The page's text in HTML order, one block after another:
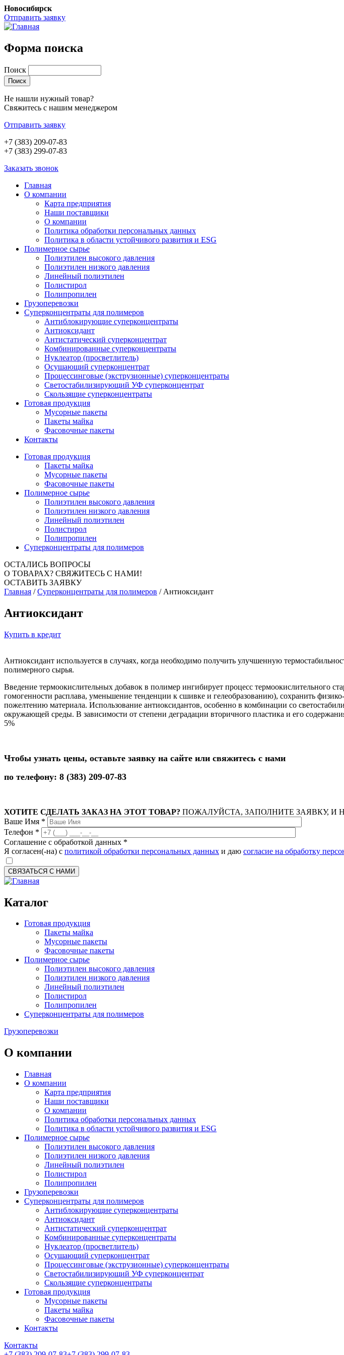
Новосибирск
Отправить заявку
Форма поиска
Поиск
Не нашли нужный товар?
Свяжитесь с нашим менеджером
Отправить заявку
+7 (383) 209-07-83
+7 (383) 299-07-83
Заказать звонок
Главная
О компании
Карта предприятия
Наши поставщики
О компании
Политика обработки персональных данных
Политика в области устойчивого развития и ESG
Полимерное сырье
Полиэтилен высокого давления
Полиэтилен низкого давления
Линейный полиэтилен
Полистирол
Полипропилен
Грузоперевозки
Суперконцентраты для полимеров
Антиблокирующие суперконцентраты
Антиоксидант
Антистатический суперконцентрат
Комбинированные суперконцентраты
Нуклеатор (просветлитель)
Осушающий суперконцентрат
Процессинговые (экструзионные) суперконцентраты
Светостабилизирующий УФ суперконцентрат
Скользящие суперконцентраты
Готовая продукция
Мусорные пакеты
Пакеты майка
Фасовочные пакеты
Контакты
Готовая продукция
Пакеты майка
Мусорные пакеты
Фасовочные пакеты
Полимерное сырье
Полиэтилен высокого давления
Полиэтилен низкого давления
Линейный полиэтилен
Полистирол
Полипропилен
Суперконцентраты для полимеров
ОСТАЛИСЬ ВОПРОСЫ
О ТОВАРАХ? СВЯЖИТЕСЬ С НАМИ!
ОСТАВИТЬ ЗАЯВКУ
Главная /Суперконцентраты для полимеров / Антиоксидант
Антиоксидант
Купить в кредит
Антиоксидант используется в случаях, когда необходимо получить улучшенную
полимерного сырья.
Введение термоокислительных добавок в полимер ингибирует процесс термоокислительного
гомогенности расплава, уменьшение тенденции к сшивке и гелеобразованию), сохранить
пожелтению материала. Использование антиоксидантов, особенно в комбинации со
окружающей среды. В зависимости от степени деградации вторичного пластика и его
5%
Чтобы узнать цены, оставьте заявку на сайте или свяжитесь с нами
по телефону: 8 (383) 209-07-83
ХОТИТЕ СДЕЛАТЬ ЗАКАЗ НА ЭТОТ ТОВАР? ПОЖАЛУЙСТА, ЗАПОЛНИТЕ ЗАЯВКУ,
Ваше Имя *
Телефон *
Соглашение с обработкой данных *
Я согласен(-на) с политикой обработки персональных данных и даю согласие на обработку
CAPTCHA
This question is for testing whether or not you are a human visitor and to
7-1
Каталог
Готовая продукция
Пакеты майка
Мусорные пакеты
Фасовочные пакеты
Полимерное сырье
Полиэтилен высокого давления
Полиэтилен низкого давления
Линейный полиэтилен
Полистирол
Полипропилен
Суперконцентраты для полимеров
Грузоперевозки
О компании
Главная
О компании
Карта предприятия
Наши поставщики
О компании
Политика обработки персональных данных
Политика в области устойчивого развития и ESG
Полимерное сырье
Полиэтилен высокого давления
Полиэтилен низкого давления
Линейный полиэтилен
Полистирол
Полипропилен
Грузоперевозки
Суперконцентраты для полимеров
Антиблокирующие суперконцентраты
Антиоксидант
Антистатический суперконцентрат
Комбинированные суперконцентраты
Нуклеатор (просветлитель)
Осушающий суперконцентрат
Процессинговые (экструзионные) суперконцентраты
Светостабилизирующий УФ суперконцентрат
Скользящие суперконцентраты
Готовая продукция
Мусорные пакеты
Пакеты майка
Фасовочные пакеты
Контакты
Контакты